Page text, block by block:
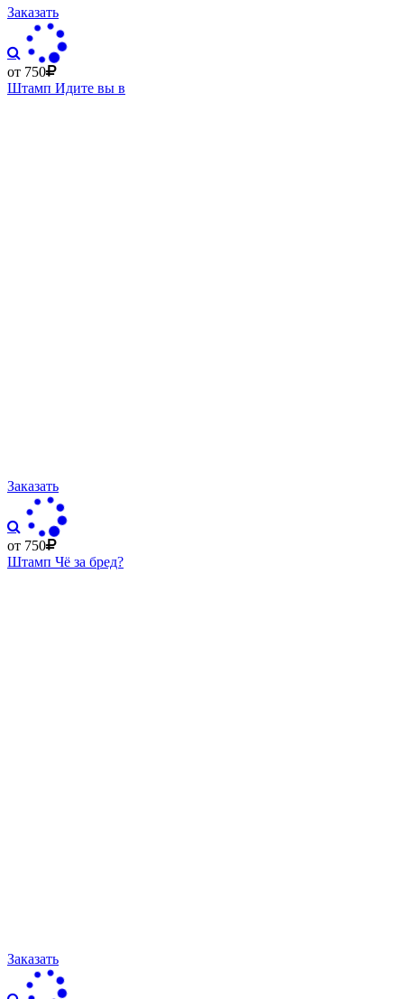
Заказать
от 750
Штамп Идите вы в
Заказать
от 750
Штамп Чё за бред?
Заказать